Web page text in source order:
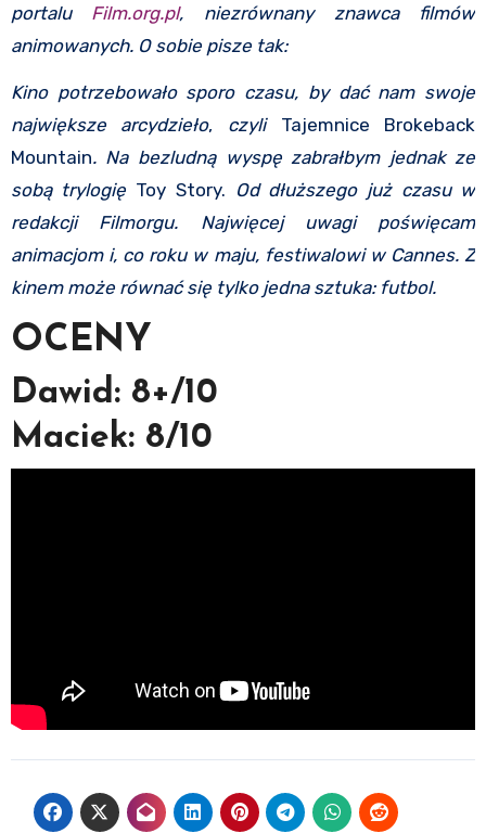
portalu Film.org.pl, niezrównany znawca filmów
animowanych. O sobie pisze tak:
Kino potrzebowało sporo czasu, by dać nam swoje
największe arcydzieło, czyli
Tajemnice Brokeback
Mountain. Na bezludną wyspę zabrałbym jednak ze
sobą trylogię Toy Story. Od dłuższego już czasu w
redakcji Filmorgu. Najwięcej uwagi poświęcam
animacjom i, co roku w maju, festiwalowi w Cannes. Z
kinem może równać się tylko jedna sztuka: futbol.
OCENY
Dawid: 8+/10
Maciek: 8/10